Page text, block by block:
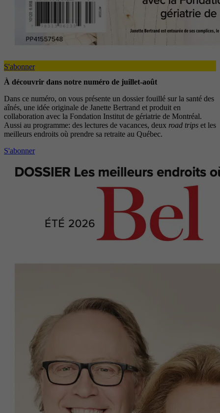
S'abonner
À découvrir dans notre numéro de juillet-août
Dans ce numéro, on vous présente un dossier fouillé sur la santé des
aînés, une idée originale de Janette Bertrand et produit en
collaboration avec la Fondation Institut de gériatrie de Montréal.
Aussi au programme: des lectures de vacances, deux road trips et les
meilleurs endroits où prendre sa retraite au Québec.
S'abonner